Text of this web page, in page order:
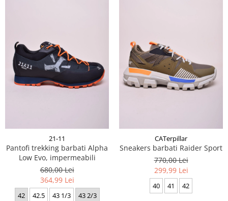
21-11
Pantofi trekking barbati Alpha
Low Evo, impermeabili
680,00 Lei
364,99 Lei
42 42.5 43 1/3 43 2/3
CATerpillar
Sneakers barbati Raider Sport
770,00 Lei
299,99 Lei
40 41 42